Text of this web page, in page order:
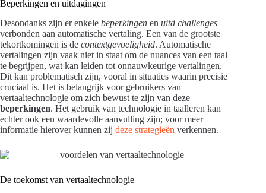
Beperkingen en uitdagingen
Desondanks zijn er enkele beperkingen en uitd challenges
verbonden aan automatische vertaling. Een van de grootste
tekortkomingen is de contextgevoeligheid. Automatische
vertalingen zijn vaak niet in staat om de nuances van een taal
te begrijpen, wat kan leiden tot onnauwkeurige vertalingen.
Dit kan problematisch zijn, vooral in situaties waarin precisie
cruciaal is. Het is belangrijk voor gebruikers van
vertaaltechnologie om zich bewust te zijn van deze
beperkingen. Het gebruik van technologie in taalleren kan
echter ook een waardevolle aanvulling zijn; voor meer
informatie hierover kunnen zij deze strategieën verkennen.
De toekomst van vertaaltechnologie